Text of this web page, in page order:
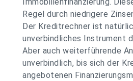
Immobilienfinanzierung.
Regel durch niedrigere
Der Kreditrechner ist
unverbindliches Instrument
Aber auch weiterführende
unverbindlich, bis sich der
angebotenen